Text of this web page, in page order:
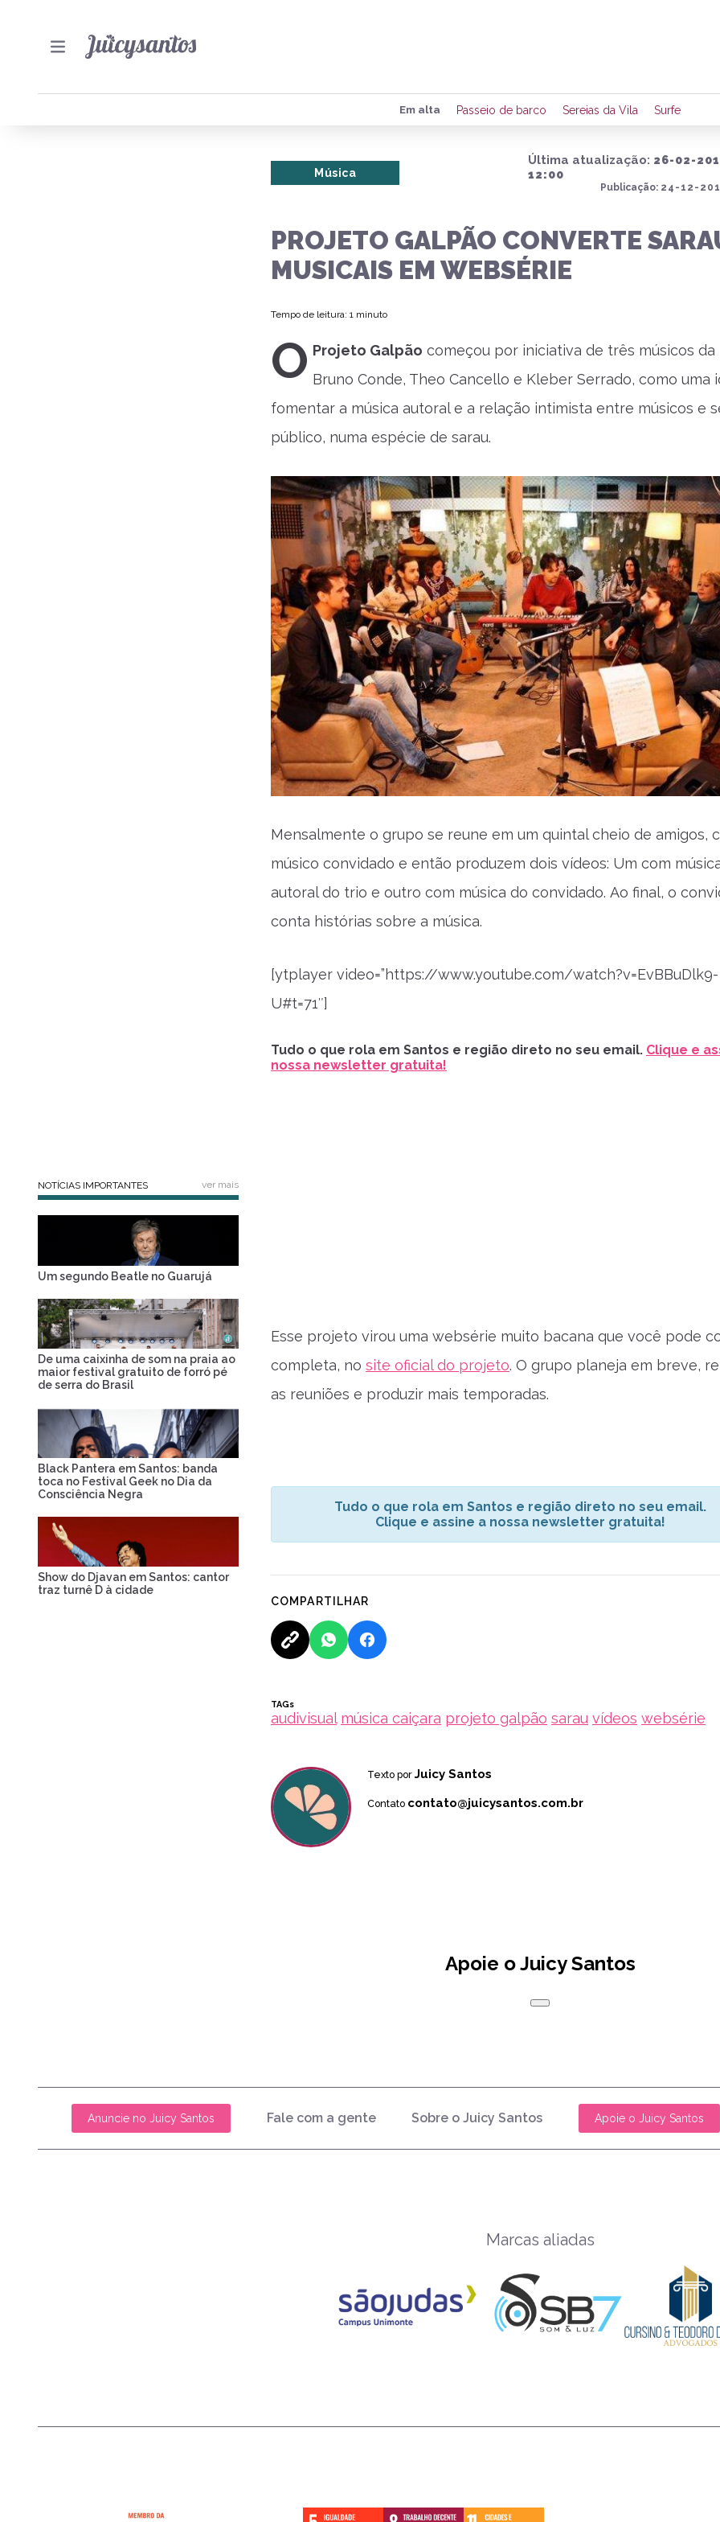
Preencha seus dados para
de eventos e notícias da região.
Em alta Passeio de barco Sereias da Vila Surfe
Última atualização: 26-02-
12:00
Publicação: 24-12-
Música
PROJETO GALPÃO CONVERTE
MUSICAIS EM WEBSÉRIE
Tempo de leitura: 1 minuto
O Projeto Galpão começou por iniciativa de três músicos da
Bruno Conde, Theo Cancello e Kleber Serrado, como uma
fomentar a música autoral e a relação intimista entre músicos e
público, numa espécie de sarau.
Mensalmente o grupo se reune em um quintal cheio de amigos,
músico convidado e então produzem dois vídeos: Um com
autoral do trio e outro com música do convidado. Ao final, o
conta histórias sobre a música.
[ytplayer video=”https://www.youtube.com/watch?v=EvBBuDlk9-
U#t=71″]
Tudo o que rola em Santos e região direto no seu email. Clique e
nossa newsletter gratuita!
Esse projeto virou uma websérie muito bacana que você pode
completa, no site oficial do projeto. O grupo planeja em breve,
as reuniões e produzir mais temporadas.
Tudo o que rola em Santos e região direto no seu email.
Clique e assine a nossa newsletter gratuita!
COMPARTILHAR
TAGs
audivisual música caiçara projeto galpão sarau vídeos websérie
Texto por Juicy Santos
Contato contato@juicysantos.com.br
NOTÍCIAS IMPORTANTES ver mais
Um segundo Beatle no Guarujá
De uma caixinha de som na praia ao
maior festival gratuito de forró pé
de serra do Brasil
Black Pantera em Santos: banda
toca no Festival Geek no Dia da
Consciência Negra
Show do Djavan em Santos: cantor
traz turnê D à cidade
Apoie o Juicy Santos
Anuncie no Juicy Santos Fale com a gente Sobre o Juicy Santos Apoie o Juicy Santos
Marcas aliadas